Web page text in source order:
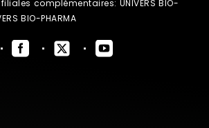
complémentaires: UNIVERS BIO-
BIO-PHARMA